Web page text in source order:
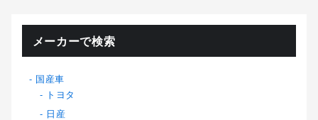
メーカーで検索
国産車
トヨタ
日産